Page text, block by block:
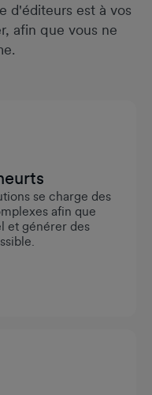
d'éditeurs est à vos
afin que vous ne
se charge des
afin que
et générer des